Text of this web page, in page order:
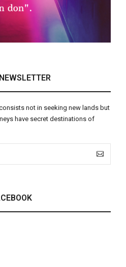
not in seeking new lands but
have secret destinations of